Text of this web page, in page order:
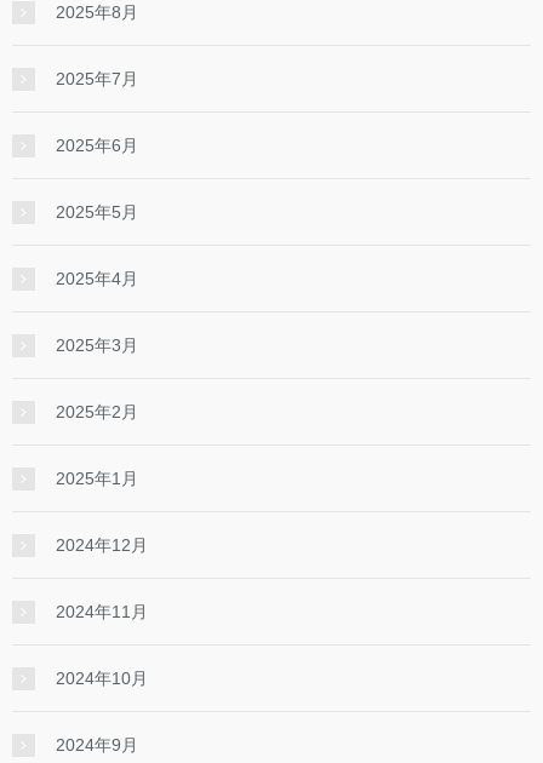
2025年8月
2025年7月
2025年6月
2025年5月
2025年4月
2025年3月
2025年2月
2025年1月
2024年12月
2024年11月
2024年10月
2024年9月